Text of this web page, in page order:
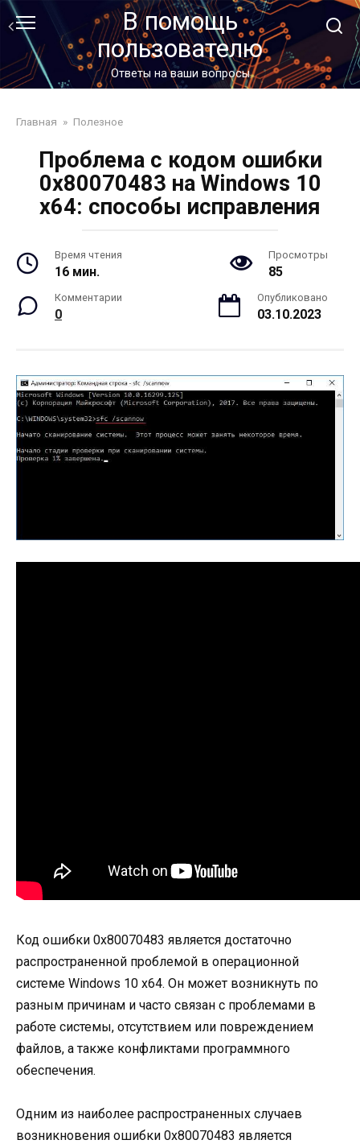
Перейти
контенту
В помощь
пользователю
Ответы на ваши вопросы
Главная » Полезное
Проблема с кодом ошибки
0x80070483 на Windows 10
x64: способы исправления
Время чтения
16 мин.
Просмотры
85
Комментарии
0
Опубликовано
03.10.2023
Код ошибки 0x80070483 является достаточно
распространенной проблемой в операционной
системе Windows 10 x64. Он может возникнуть по
разным причинам и часто связан с проблемами в
работе системы, отсутствием или повреждением
файлов, а также конфликтами программного
обеспечения.
Одним из наиболее распространенных случаев
возникновения ошибки 0x80070483 является